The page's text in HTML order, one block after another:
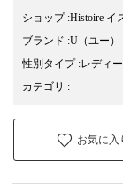
ショップ:Histoire イ
ブランド :U （ユー）
性別タイプ:レディ
カテゴリ :
お気に入